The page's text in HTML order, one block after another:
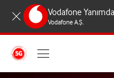
Vodafone Yanımda
Vodafone A.Ş.